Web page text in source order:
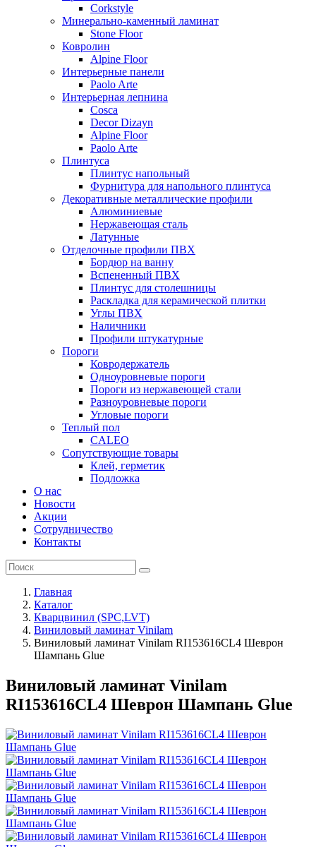
Corkstyle
Минерально-каменный ламинат
Stone Floor
Ковролин
Alpine Floor
Интерьерные панели
Paolo Arte
Интерьерная лепнина
Cosca
Decor Dizayn
Alpine Floor
Paolo Arte
Плинтуса
Плинтус напольный
Фурнитура для напольного плинтуса
Декоративные металлические профили
Алюминиевые
Нержавеющая сталь
Латунные
Отделочные профили ПВХ
Бордюр на ванну
Вспененный ПВХ
Плинтус для столешницы
Раскладка для керамической плитки
Углы ПВХ
Наличники
Профили штукатурные
Пороги
Ковродержатель
Одноуровневые пороги
Пороги из нержавеющей стали
Разноуровневые пороги
Угловые пороги
Теплый пол
CALEO
Сопутствующие товары
Клей, герметик
Подложка
О нас
Новости
Акции
Сотрудничество
Контакты
Главная
Каталог
Кварцвинил (SPC,LVT)
Виниловый ламинат Vinilam
Виниловый ламинат Vinilam RI153616CL4 Шеврон
Шампань Glue
Виниловый ламинат Vinilam
RI153616CL4 Шеврон Шампань Glue